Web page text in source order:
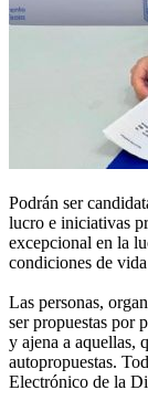
Podrán ser
lucro e iniciativas
excepcional en la
condiciones de
Las personas,
ser propuestas por
y ajena a aquellas,
autopropuestas.
Electrónico de la